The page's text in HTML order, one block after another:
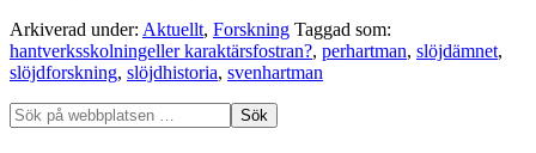
Arkiverad under: Aktuellt, Forskning Taggad som:
hantverksskolningeller karaktärsfostran?, perhartman, slöjdämnet,
slöjdforskning, slöjdhistoria, svenhartman